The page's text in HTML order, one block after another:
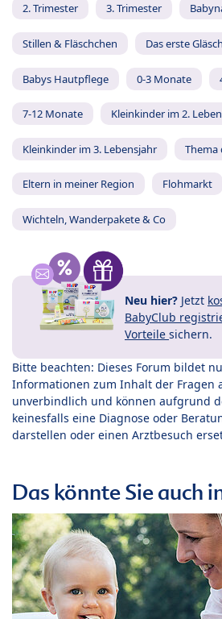
2. Trimester 3. Trimester
Stillen & Fläschchen Das erste
Babys Hautpflege 0-3 Monate
7-12 Monate Kleinkinder im 2.
Kleinkinder im 3. Lebensjahr Thema
Eltern in meiner Region Flohmarkt
Wichteln, Wanderpakete & Co
Neu hier? Jetzt
BabyClub
Vorteile sichern.
Bitte beachten: Dieses Forum bildet
Informationen zum Inhalt der Fragen
unverbindlich und können aufgrund
keinesfalls eine Diagnose oder
darstellen oder einen Arztbesuch
Das könnte Sie auch